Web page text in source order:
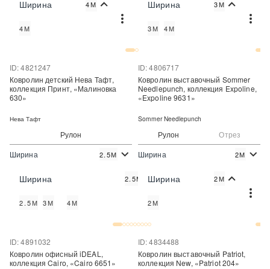
Ширина 4М
4М
Ширина 3М
3М 4М
Рулон
ID: 4821247
Цена:
Ковролин детский Нева Тафт,
коллекция Принт, «Малиновка
630»
Нева Тафт
Ширина 2.5М
Ширина 2.5М
2.5М 3М 4М
Рулон Отрез
ID: 4806717
Цена:
Ковролин выставочный Sommer
Needlepunch, коллекция Expoline,
«Expoline 9631»
Sommer Needlepunch
Ширина 2М
Ширина 2М
2М
ID: 4891032
Ковролин офисный iDEAL,
коллекция Cairo, «Cairo 6651»
ID: 4834488
Ковролин выставочный Patriot,
коллекция New, «Patriot 204»